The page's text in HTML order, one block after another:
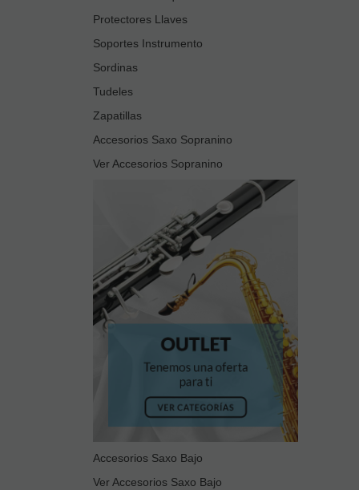
Protectores Llaves
Soportes Instrumento
Sordinas
Tudeles
Zapatillas
Accesorios Saxo Sopranino
Ver Accesorios Sopranino
Accesorios Saxo Bajo
Ver Accesorios Saxo Bajo